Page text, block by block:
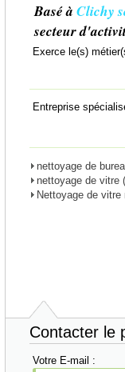
Basé à Clichy
secteur
Exerce le(s)
Entreprise
nettoyage de
nettoyage de vitre
Nettoyage de
Contacter le
Votre E-mail :